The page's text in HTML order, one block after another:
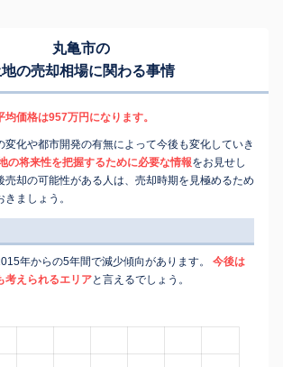
丸亀市の
地の売却相場に関わる事情
価格は957万円になります。
変化や都市開発の有無によって今後も変化していき
の将来性を把握するために必要な情報をお見せし
売却の可能性がある人は、売却時期を見極めるため
ましょう。
年からの5年間で減少傾向があります。
今後は
考えられるエリアと言えるでしょう。